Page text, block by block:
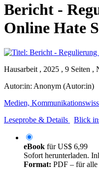
Bericht -
Online Hate
Hausarbeit , 2025 , 9 Seiten ,
Autor:in: Anonym (Autor:in)
Medien,
Leseprobe & Details
Blick
eBook fürUS$ 6,99
Sofort herunterladen.
Format: PDF – für alle